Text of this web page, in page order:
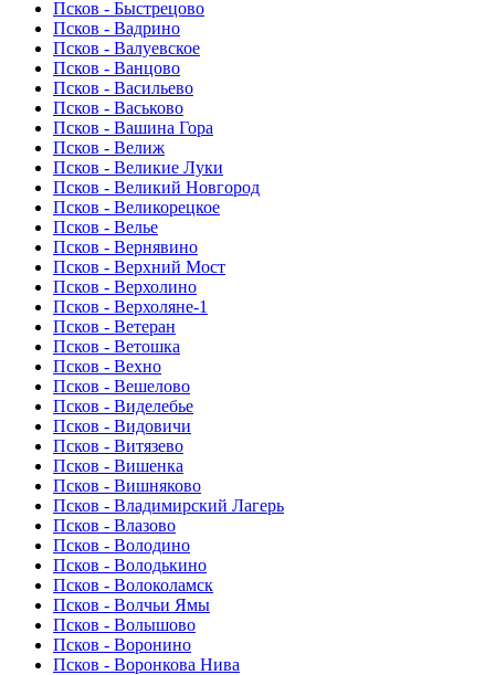
Псков - Быстрецово
Псков - Вадрино
Псков - Валуевское
Псков - Ванцово
Псков - Васильево
Псков - Васьково
Псков - Вашина Гора
Псков - Велиж
Псков - Великие Луки
Псков - Великий Новгород
Псков - Великорецкое
Псков - Велье
Псков - Вернявино
Псков - Верхний Мост
Псков - Верхолино
Псков - Верхоляне-1
Псков - Ветеран
Псков - Ветошка
Псков - Вехно
Псков - Вешелово
Псков - Виделебье
Псков - Видовичи
Псков - Витязево
Псков - Вишенка
Псков - Вишняково
Псков - Владимирский Лагерь
Псков - Влазово
Псков - Володино
Псков - Володькино
Псков - Волоколамск
Псков - Волчьи Ямы
Псков - Волышово
Псков - Воронино
Псков - Воронкова Нива